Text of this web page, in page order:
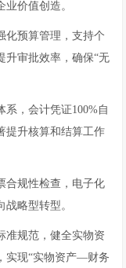
价值创造。
化预算管理，支持个
升审批效率，确保“无
系，会计凭证100%自
提升核算和结算工作
合规性检查，电子化
略型转型。
准规范，健全实物资
实现“实物资产—财务